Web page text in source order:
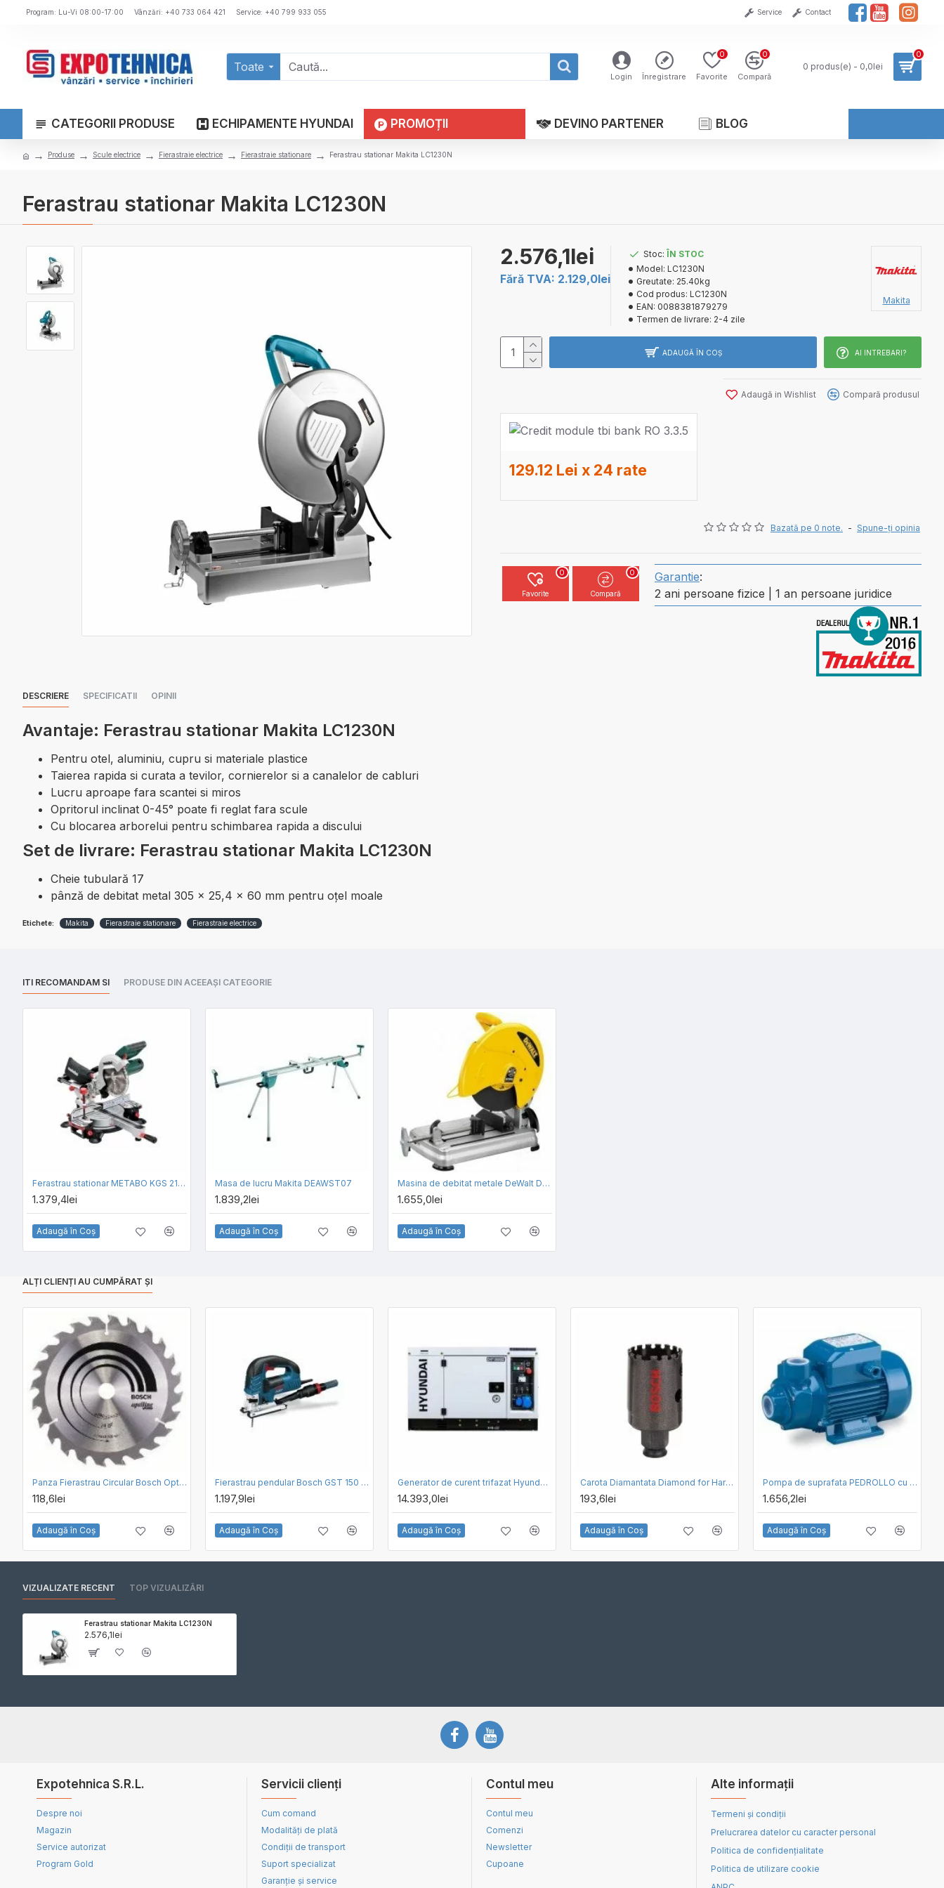
Program: Lu-Vi 08:00-17:00 Vânzări: +40 733 064 421 Service: +40 799 933 055 Service Contact
Toate
Login Înregistrare Favorite
0
Compară
0
0 produs(e) - 0,0lei
0
CATEGORII PRODUSE ECHIPAMENTE HYUNDAI PROMOȚII DEVINO PARTENER BLOG
Produse Scule electrice Fierastraie electrice Fierastraie stationare Ferastrau stationar Makita LC1230N
Ferastrau stationar Makita LC1230N
Bazată pe 0 note. - Spune-ţi opinia
2.576,1lei
Fără TVA: 2.129,0lei
Stoc: ÎN STOC
Model: LC1230N
Greutate: 25.40kg
Cod produs: LC1230N
EAN: 0088381879279
Termen de livrare: 2-4 zile
Makita
ADAUGĂ ÎN COŞ AI INTREBARI?
Adaugă in Wishlist Compară produsul
129.12 Lei x 24 rate
Favorite
0
Compară
0 Garantie:
2 ani persoane fizice | 1 an persoane juridice
DESCRIERE SPECIFICATII OPINII
Avantaje: Ferastrau stationar Makita LC1230N
Pentru otel, aluminiu, cupru si materiale plastice
Taierea rapida si curata a tevilor, cornierelor si a canalelor de cabluri
Lucru aproape fara scantei si miros
Opritorul inclinat 0-45° poate fi reglat fara scule
Cu blocarea arborelui pentru schimbarea rapida a discului
Set de livrare: Ferastrau stationar Makita LC1230N
Cheie tubulară 17
pânză de debitat metal 305 x 25,4 x 60 mm pentru oţel moale
Etichete: Makita Fierastraie stationare Fierastraie electrice
ITI RECOMANDAM SI PRODUSE DIN ACEEAȘI CATEGORIE
Ferastrau stationar METABO KGS 216 M
1.379,4lei
Adaugă în Coş
Masa de lucru Makita DEAWST07
1.839,2lei
Adaugă în Coş
Masina de debitat metale DeWalt D28715-QS
1.655,0lei
Adaugă în Coş
ALȚI CLIENȚI AU CUMPĂRAT ȘI
Panza Fierastrau Circular Bosch Optiline Wood 190 x 20 / 24
118,6lei
Adaugă în Coş
Fierastrau pendular Bosch GST 150 BCE
1.197,9lei
Adaugă în Coş
Generator de curent trifazat Hyundai DHY10000SE-T cu motor diesel, 10.6kVA
14.393,0lei
Adaugă în Coş
Carota Diamantata Diamond for Hard Ceramics Bosch 32mm
193,6lei
Adaugă în Coş
Pompa de suprafata PEDROLLO cu turbina periferica PKm200
1.656,2lei
Adaugă în Coş
VIZUALIZATE RECENT TOP VIZUALIZĂRI
Ferastrau stationar Makita LC1230N
2.576,1lei
Expotehnica S.R.L.
Despre noi
Magazin
Service autorizat
Program Gold
Servicii clienți
Cum comand
Modalități de plată
Condiții de transport
Suport specializat
Garanție și service
Contul meu
Contul meu
Comenzi
Newsletter
Cupoane
Alte informații
Termeni și condiții
Prelucrarea datelor cu caracter personal
Politica de confidențialitate
Politica de utilizare cookie